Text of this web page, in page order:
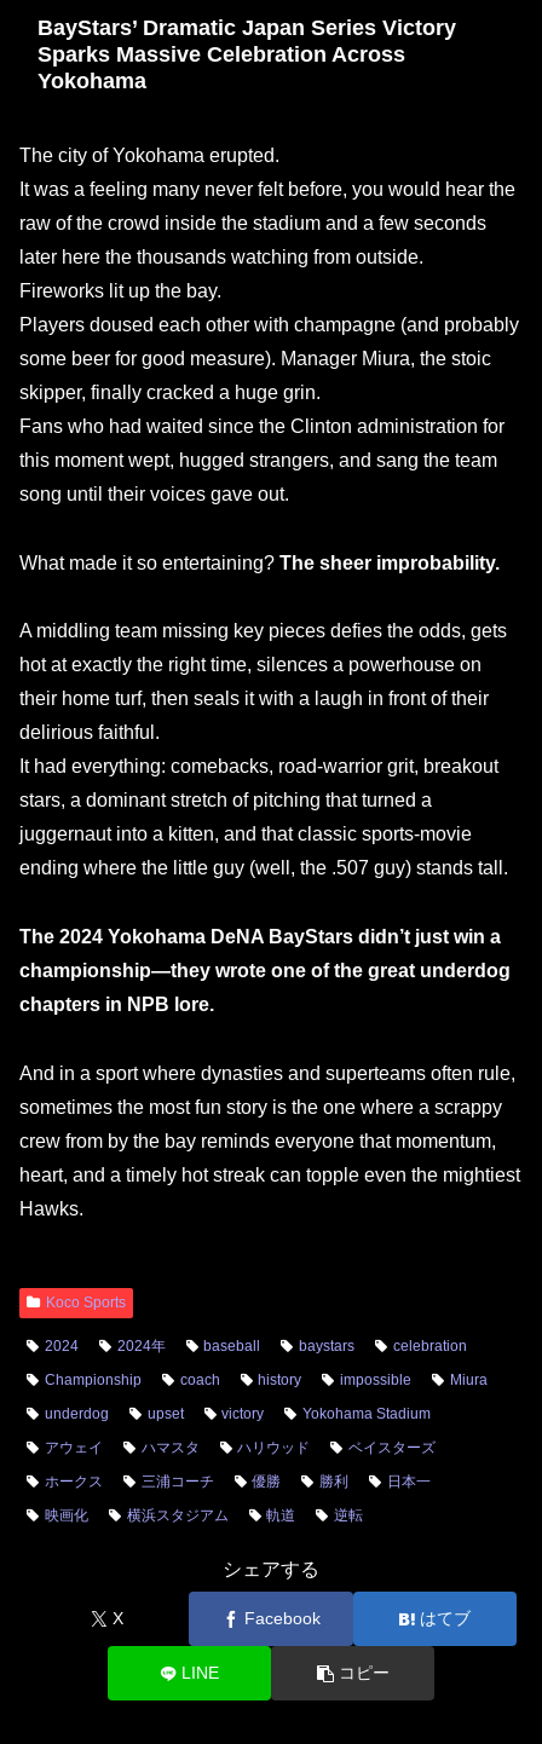
BayStars’ Dramatic Japan Series Victory
Sparks Massive Celebration Across
Yokohama
The city of Yokohama erupted.
It was a feeling many never felt before, you would hear the
raw of the crowd inside the stadium and a few seconds
later here the thousands watching from outside.
Fireworks lit up the bay.
Players doused each other with champagne (and probably
some beer for good measure). Manager Miura, the stoic
skipper, finally cracked a huge grin.
Fans who had waited since the Clinton administration for
this moment wept, hugged strangers, and sang the team
song until their voices gave out.
What made it so entertaining? The sheer improbability.
A middling team missing key pieces defies the odds, gets
hot at exactly the right time, silences a powerhouse on
their home turf, then seals it with a laugh in front of their
delirious faithful.
It had everything: comebacks, road-warrior grit, breakout
stars, a dominant stretch of pitching that turned a
juggernaut into a kitten, and that classic sports-movie
ending where the little guy (well, the .507 guy) stands tall.
The 2024 Yokohama DeNA BayStars didn’t just win a
championship—they wrote one of the great underdog
chapters in NPB lore.
And in a sport where dynasties and superteams often rule,
sometimes the most fun story is the one where a scrappy
crew from by the bay reminds everyone that momentum,
heart, and a timely hot streak can topple even the mightiest
Hawks.
Koco Sports
2024 2024年 baseball baystars
celebration
Championship
coach history impossible
Miura
underdog
upset victory
Yokohama Stadium
アウェイ
ハマスタ ハリウッド
ベイスターズ
ホークス
三浦コーチ 優勝 勝利
日本一
映画化
横浜スタジアム 軌道 逆転
シェアする
X Facebook はてブ
LINE コピー